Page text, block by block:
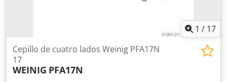
1 / 17
Cepillo de cuatro lados Weinig PFA17N
17
WEINIG PFA17N